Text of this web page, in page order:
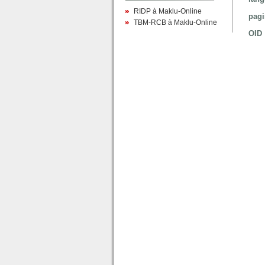
RIDP à Maklu-Online
TBM-RCB à Maklu-Online
OID